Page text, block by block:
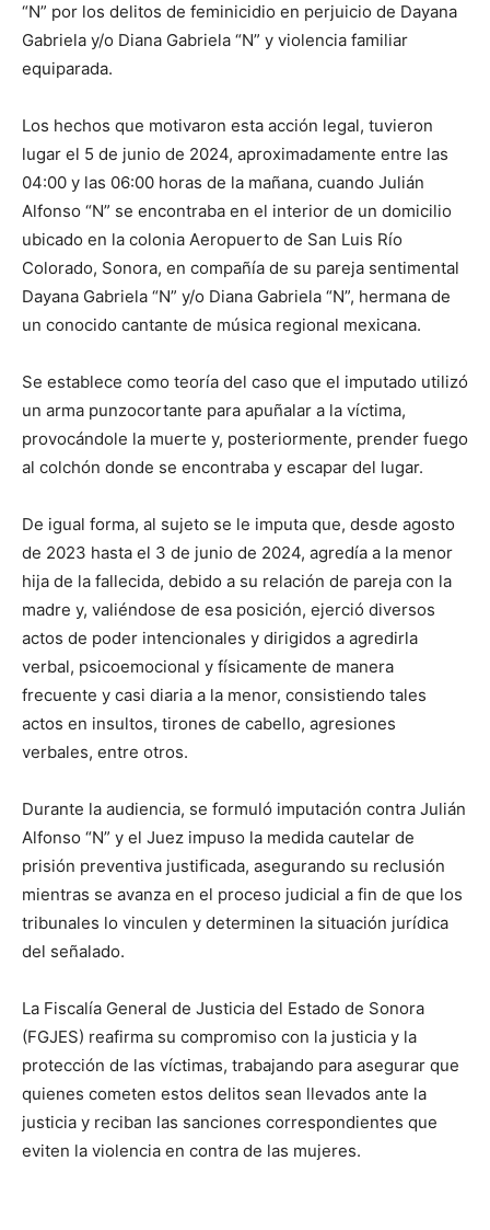
“N” por los delitos de feminicidio en perjuicio de Dayana
Gabriela y/o Diana Gabriela “N” y violencia familiar
equiparada.
Los hechos que motivaron esta acción legal, tuvieron
lugar el 5 de junio de 2024, aproximadamente entre las
04:00 y las 06:00 horas de la mañana, cuando Julián
Alfonso “N” se encontraba en el interior de un domicilio
ubicado en la colonia Aeropuerto de San Luis Río
Colorado, Sonora, en compañía de su pareja sentimental
Dayana Gabriela “N” y/o Diana Gabriela “N”, hermana de
un conocido cantante de música regional mexicana.
Se establece como teoría del caso que el imputado utilizó
un arma punzocortante para apuñalar a la víctima,
provocándole la muerte y, posteriormente, prender fuego
al colchón donde se encontraba y escapar del lugar.
De igual forma, al sujeto se le imputa que, desde agosto
de 2023 hasta el 3 de junio de 2024, agredía a la menor
hija de la fallecida, debido a su relación de pareja con la
madre y, valiéndose de esa posición, ejerció diversos
actos de poder intencionales y dirigidos a agredirla
verbal, psicoemocional y físicamente de manera
frecuente y casi diaria a la menor, consistiendo tales
actos en insultos, tirones de cabello, agresiones
verbales, entre otros.
Durante la audiencia, se formuló imputación contra Julián
Alfonso “N” y el Juez impuso la medida cautelar de
prisión preventiva justificada, asegurando su reclusión
mientras se avanza en el proceso judicial a fin de que los
tribunales lo vinculen y determinen la situación jurídica
del señalado.
La Fiscalía General de Justicia del Estado de Sonora
(FGJES) reafirma su compromiso con la justicia y la
protección de las víctimas, trabajando para asegurar que
quienes cometen estos delitos sean llevados ante la
justicia y reciban las sanciones correspondientes que
eviten la violencia en contra de las mujeres.